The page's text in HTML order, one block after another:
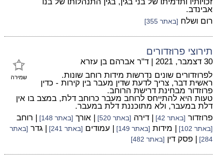
אבינדב.
רום ושלח [באתר 355]
תירוצי פרוזדורים
שמירה
30 דצמבר, 2021 | ד"ר אברהם בן עזרא
לפרוזדורים שונים נדרשות מידות רוחב שונות.
ראשית דבר, צריך לדעת שדין מעבר בין קירות - כדין
פרוזדור מבחינת דרישת הרוחב.
טעות היא להתייחס לרוחב מעבר כרוחב דלת, במצב בו אין
דלת במעבר, ולא מתוכננת דלת במעבר.
פרוזדור [באתר 42] | דירה [באתר 520] | אורך [באתר 148] | רוחב
[באתר 102] | מידות [באתר 149] | עמודים [באתר 241] | גדר [באתר
284]
| פסק דין [באתר 482]